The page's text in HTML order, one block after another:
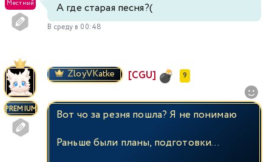
Местный А где старая песня?(
В среду в 00:48
PREMIUM
ZloyVKatke [CGU] 9
Вот чо за резня пошла? Я не понимаю
Раньше были планы, подготовки...